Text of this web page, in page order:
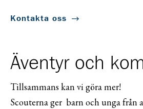
Kontakta oss
Äventyr och
Tillsammans kan vi göra mer!
Scouterna ger barn och unga från